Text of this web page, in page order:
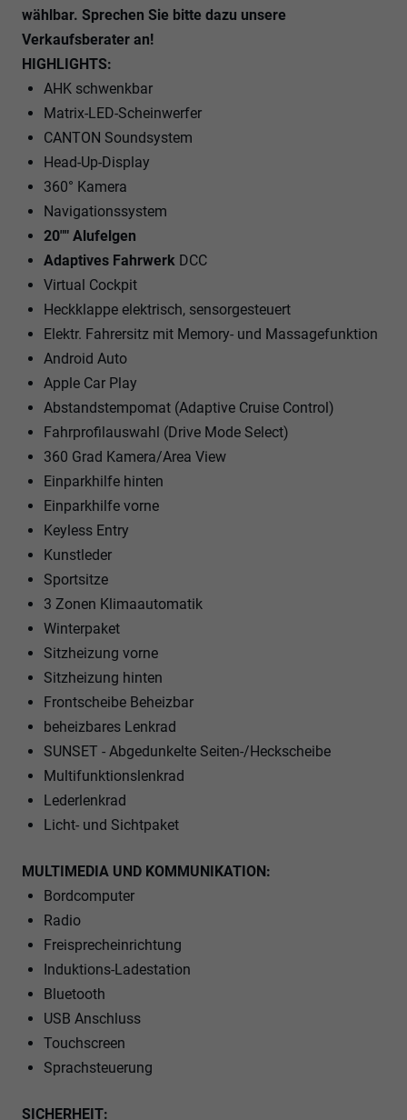
wählbar. Sprechen Sie bitte dazu unsere
Verkaufsberater an!
HIGHLIGHTS:
AHK schwenkbar
Matrix-LED-Scheinwerfer
CANTON Soundsystem
Head-Up-Display
360° Kamera
Navigationssystem
20"" Alufelgen
Adaptives Fahrwerk DCC
Virtual Cockpit
Heckklappe elektrisch, sensorgesteuert
Elektr. Fahrersitz mit Memory- und Massagefunktion
Android Auto
Apple Car Play
Abstandstempomat (Adaptive Cruise Control)
Fahrprofilauswahl (Drive Mode Select)
360 Grad Kamera/Area View
Einparkhilfe hinten
Einparkhilfe vorne
Keyless Entry
Kunstleder
Sportsitze
3 Zonen Klimaautomatik
Winterpaket
Sitzheizung vorne
Sitzheizung hinten
Frontscheibe Beheizbar
beheizbares Lenkrad
SUNSET - Abgedunkelte Seiten-/Heckscheibe
Multifunktionslenkrad
Lederlenkrad
Licht- und Sichtpaket
MULTIMEDIA UND KOMMUNIKATION:
Bordcomputer
Radio
Freisprecheinrichtung
Induktions-Ladestation
Bluetooth
USB Anschluss
Touchscreen
Sprachsteuerung
SICHERHEIT: